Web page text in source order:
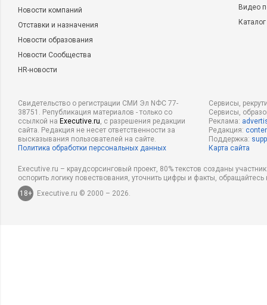
Новости компаний
Отставки и назначения
Новости образования
Новости Сообщества
HR-новости
Видео
Свидетельство о регистрации СМИ Эл NФС 77-
38751. Републикация материалов - только со
ссылкой на Executive.ru, с разрешения редакции
сайта. Редакция не несет ответственности за
высказывания пользователей на сайте.
Политика обработки персональных данных
Сервисы,
Сервисы,
Реклама:
Редакция:
Поддержка:
Карта сайта
Executive.ru – краудсорсинговый проект, 80% текстов созданы
оспорить логику повествования, уточнить цифры и факты,
18+
Executive.ru © 2000 – 2026.